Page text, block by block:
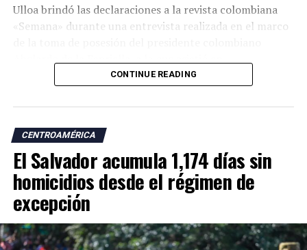
Ulloa brindó las declaraciones a la revista colombiana
«Semana» durante una entrevista realizada en el marco
representación del presidente Nayib Bukele.
«En esta visita para asistir a la posesión del presidente
cancillería para dar continuidad a esos temas. Uno de los
acuerdos más importantes es la creación de una
comisión binacional Colombia-El Salvador», afirmó.
El vicepresidente salvadoreño explicó que el encuentro
con su homólogo colombiano, José Manuel Restrepo,
forma parte de un diálogo bilateral iniciado durante la
CONTINUE READING
CENTROAMÉRICA
El Salvador acumula 1,174 días sin
homicidios desde el régimen de
excepción